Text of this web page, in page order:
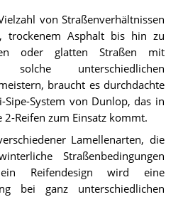
von Straßenverhältnissen
Asphalt bis hin zu
oder glatten Straßen mit
unterschiedlichen
braucht es durchdachte
System von Dunlop, das in
2-Reifen zum Einsatz kommt.
Lamellenarten, die
Straßenbedingungen
Reifendesign wird eine
bei ganz unterschiedlichen